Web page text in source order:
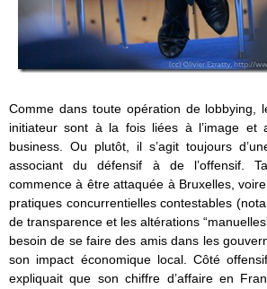
Comme dans toute opération de lobbying,
initiateur sont à la fois liées à l’image et
business. Ou plutôt, il s’agit toujours
associant du défensif à de l’offensif.
commence à être attaquée à Bruxelles,
pratiques concurrentielles contestables
de transparence et les altérations
besoin de se faire des amis dans les
son impact économique local. Côté
expliquait que son chiffre d’affaire en